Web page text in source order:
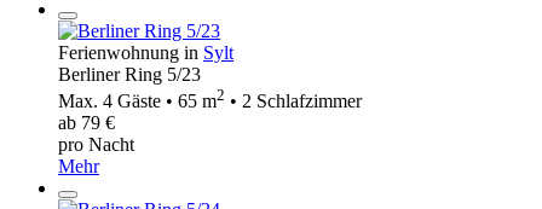
Ferienwohnung in Sylt
Berliner Ring 5/23
Max. 4 Gäste • 65 m2 • 2 Schlafzimmer
ab 79 €
pro Nacht
Mehr